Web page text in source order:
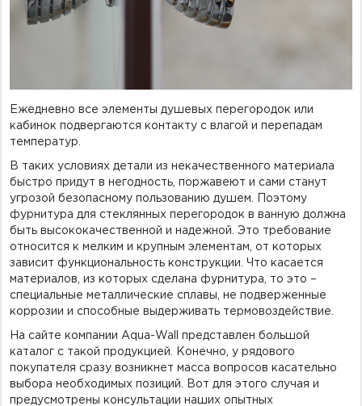
Ежедневно все элементы душевых перегородок или
кабинок подвергаются контакту с влагой и перепадам
температур.
В таких условиях детали из некачественного материала
быстро придут в негодность, поржавеют и сами станут
угрозой безопасному пользованию душем. Поэтому
фурнитура для стеклянных перегородок в ванную должна
быть высококачественной и надежной. Это требование
относится к мелким и крупным элементам, от которых
зависит функциональность конструкции. Что касается
материалов, из которых сделана фурнитура, то это –
специальные металлические сплавы, не подверженные
коррозии и способные выдерживать термовоздействие.
На сайте компании Aqua-Wall представлен большой
каталог с такой продукцией. Конечно, у рядового
покупателя сразу возникнет масса вопросов касательно
выбора необходимых позиций. Вот для этого случая и
предусмотрены консультации наших опытных